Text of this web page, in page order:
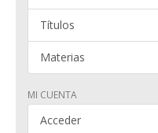
Títulos
Materias
MI CUENTA
Acceder